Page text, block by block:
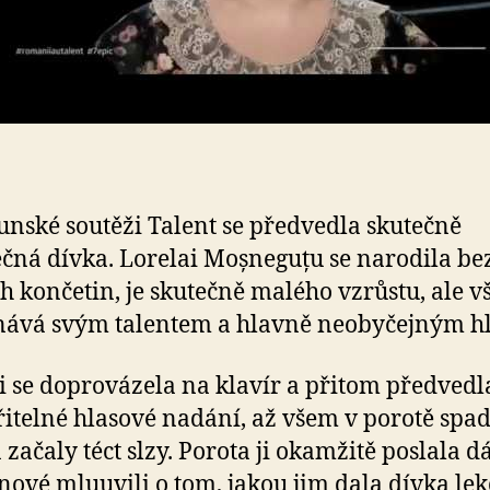
soutěži Talent se předvedla skutečně
dívka. Lorelai Moșneguțu se narodila
končetin, je skutečně malého vzrůstu, ale
svým talentem a hlavně neobyčejným
se doprovázela na klavír a přitom
hlasové nadání, až všem v porotě
začaly téct slzy. Porota ji okamžitě poslala